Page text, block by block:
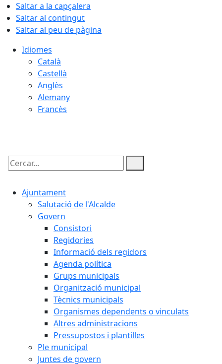
Saltar a la capçalera
Saltar al contingut
Saltar al peu de pàgina
Idiomes
Català
Castellà
Anglès
Alemany
Francès
Cercar:
Ajuntament
Salutació de l'Alcalde
Govern
Consistori
Regidories
Informació dels regidors
Agenda política
Grups municipals
Organització municipal
Tècnics municipals
Organismes dependents o vinculats
Altres administracions
Pressupostos i plantilles
Ple municipal
Juntes de govern